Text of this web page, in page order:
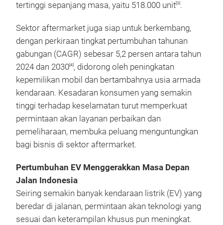
tertinggi sepanjang masa, yaitu 518.000 unit[3].
Sektor aftermarket juga siap untuk berkembang,
dengan perkiraan tingkat pertumbuhan tahunan
gabungan (CAGR) sebesar 5,2 persen antara tahun
2024 dan 2030[4], didorong oleh peningkatan
kepemilikan mobil dan bertambahnya usia armada
kendaraan. Kesadaran konsumen yang semakin
tinggi terhadap keselamatan turut memperkuat
permintaan akan layanan perbaikan dan
pemeliharaan, membuka peluang menguntungkan
bagi bisnis di sektor aftermarket.
Pertumbuhan EV Menggerakkan Masa Depan
Jalan Indonesia
Seiring semakin banyak kendaraan listrik (EV) yang
beredar di jalanan, permintaan akan teknologi yang
sesuai dan keterampilan khusus pun meningkat.